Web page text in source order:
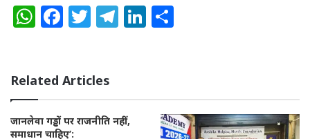
W
ts
A
p
F
e
b
o
T
te
r
T
ra
m
Li
dI
Related Articles
जानलेवा गड्ढों पर राजनीति नहीं,
समाधान चाहिए’: